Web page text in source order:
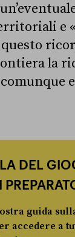
e
la
DEL
guida
accedere a